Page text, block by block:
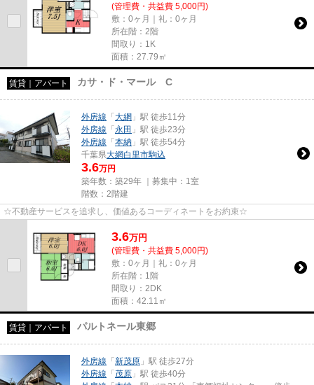
(管理費・共益費 5,000円)
敷：0ヶ月｜礼：0ヶ月
所在階：2階
間取り：1K
面積：27.79㎡
賃貸｜アパート カサ・ド・マール C
外房線 「大網 」駅 徒歩11分
外房線 「永田 」駅 徒歩23分
外房線 「本納 」駅 徒歩54分
千葉県大網白里市駒込
3.6万円
築年数：築29年 ｜募集中： 1室
階数：2階建
☆不動産サービスを追求し、価値あるコーディネートをお約束☆
3.6万円
(管理費・共益費 5,000円)
敷：0ヶ月｜礼：0ヶ月
所在階：1階
間取り：2DK
面積：42.11㎡
賃貸｜アパート パルトネール東郷
外房線 「新茂原 」駅 徒歩27分
外房線 「茂原 」駅 徒歩40分